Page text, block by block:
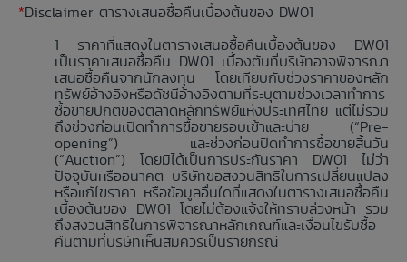
*Disclaimer ตารางเสนอซื้อคืนเบื้องต้นของ DW01
ราคาที่แสดงในตารางเสนอซื้อคืนเบื้องต้นของ DW01
เป็นราคาเสนอซื้อคืน DW01 เบื้องต้นที่บริษัทอาจพิจารณา
เสนอซื้อคืนจากนักลงทุน โดยเทียบกับช่วงราคาของหลัก
ทรัพย์อ้างอิงหรือดัชนีอ้างอิงตามที่ระบุตามช่วงเวลาทำการ
ซื้อขายปกติของตลาดหลักทรัพย์แห่งประเทศไทย แต่ไม่รวม
ถึงช่วงก่อนเปิดทำการซื้อขายรอบเช้าและบ่าย (“Pre-
opening”) และช่วงก่อนปิดทำการซื้อขายสิ้นวัน
(“Auction”) โดยมิได้เป็นการประกันราคา DW01 ไม่ว่า
ปัจจุบันหรืออนาคต บริษัทขอสงวนสิทธิในการเปลี่ยนแปลง
หรือแก้ไขราคา หรือข้อมูลอื่นใดที่แสดงในตารางเสนอซื้อคืน
เบื้องต้นของ DW01 โดยไม่ต้องแจ้งให้ทราบล่วงหน้า รวม
ถึงสงวนสิทธิในการพิจารณาหลักเกณฑ์และเงื่อนไขรับซื้อ
คืนตามที่บริษัทเห็นสมควรเป็นรายกรณี